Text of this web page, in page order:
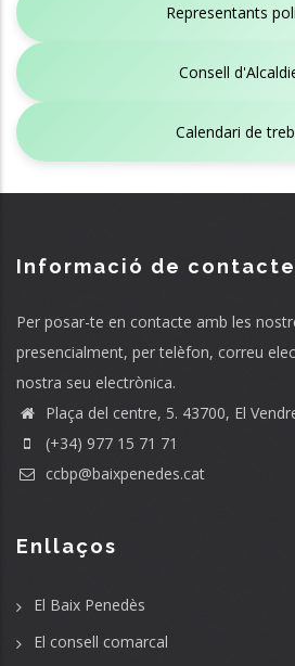
Representants
Consell
Calendari de
Informació de contacte
Per posar-te en contacte amb les
presencialment, per telèfon, correu
nostra seu electrònica.
Plaça del centre, 5. 43700, El
(+34) 977 15 71 71
ccbp@baixpenedes.cat
Enllaços
El Baix Penedès
El consell comarcal